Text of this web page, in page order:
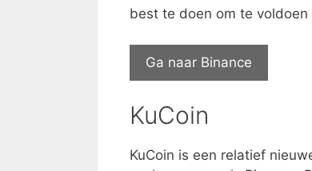
best te doen om te voldoen
Ga naar Binance
KuCoin
KuCoin is een relatief